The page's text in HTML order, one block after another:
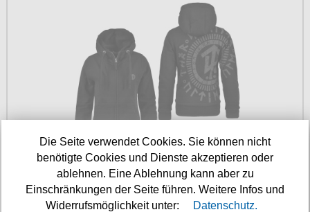
84.90 €
Thor Steinar Damen Kapuzenjacke Voya
Die Seite verwendet Cookies. Sie können nicht
benötigte Cookies und Dienste akzeptieren oder
ablehnen. Eine Ablehnung kann aber zu
Einschränkungen der Seite führen. Weitere Infos und
Widerrufsmöglichkeit unter:
Datenschutz.